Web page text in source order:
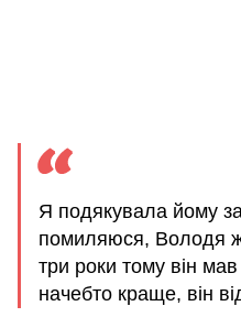
Я подякувала йому
помиляюся, Володя
три роки тому він
начебто краще, він